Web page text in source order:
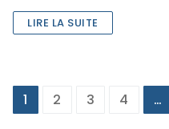
LIRE LA SUITE
Navigation
1 2 3 4 …